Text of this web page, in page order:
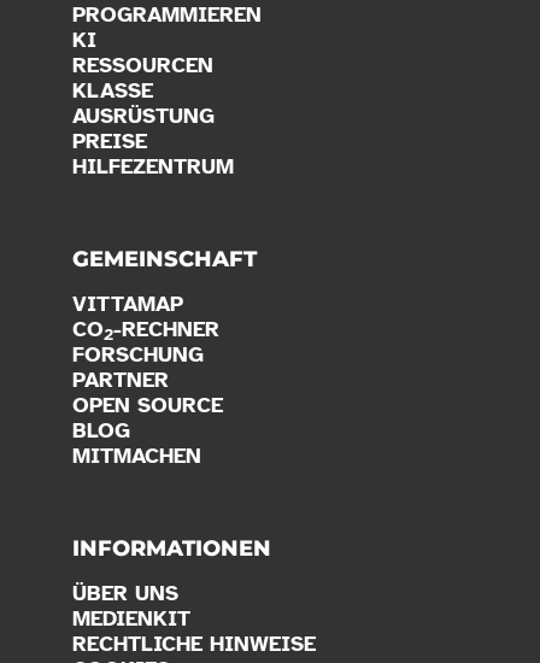
PROGRAMMIEREN
KI
RESSOURCEN
KLASSE
AUSRÜSTUNG
PREISE
HILFEZENTRUM
GEMEINSCHAFT
VITTAMAP
CO2-RECHNER
FORSCHUNG
PARTNER
OPEN SOURCE
BLOG
MITMACHEN
INFORMATIONEN
ÜBER UNS
MEDIENKIT
RECHTLICHE HINWEISE